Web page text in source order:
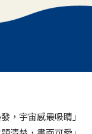
，宇宙感最吸睛」